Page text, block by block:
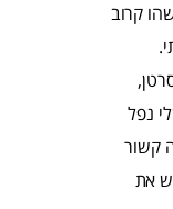
קרוב
נפל
קשור
את